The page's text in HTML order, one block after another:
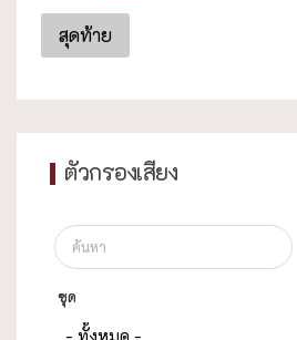
สุดท้าย
ตัวกรองเสียง
ชุด